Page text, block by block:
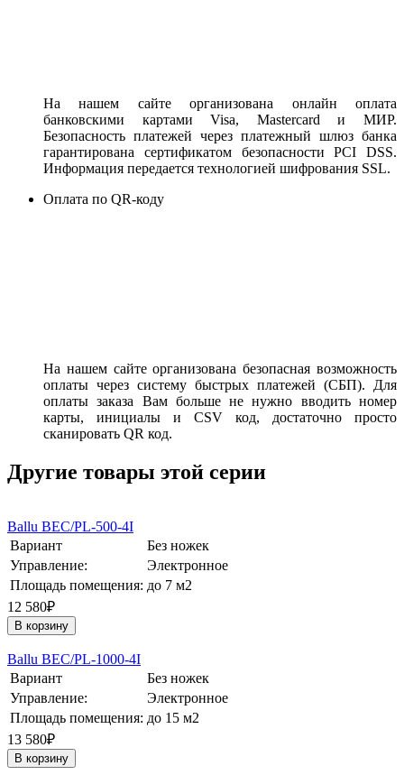
На нашем сайте организована онлайн оплата
банковскими картами Visa, Mastercard и МИР.
Безопасность платежей через платежный шлюз банка
гарантирована сертификатом безопасности PCI DSS.
Информация передается технологией шифрования SSL.
Оплата по QR-коду
На нашем сайте организована безопасная возможность
оплаты через систему быстрых платежей (СБП). Для
оплаты заказа Вам больше не нужно вводить номер
карты, инициалы и CSV код, достаточно просто
сканировать QR код.
Другие товары этой серии
Ballu BEC/PL-500-4I
Вариант
Без ножек
Управление:
Электронное
Площадь помещения: до 7 м2
12 580₽
В корзину
Ballu BEC/PL-1000-4I
Вариант
Без ножек
Управление:
Электронное
Площадь помещения: до 15 м2
13 580₽
В корзину